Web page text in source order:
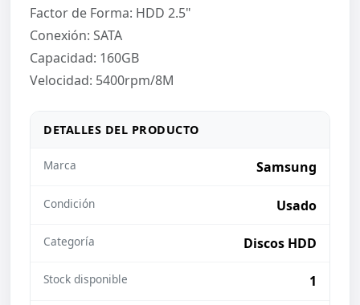
Factor de Forma: HDD 2.5"
Conexión: SATA
Capacidad: 160GB
Velocidad: 5400rpm/8M
DETALLES DEL PRODUCTO
Marca Samsung
Condición Usado
Categoría Discos HDD
Stock disponible 1